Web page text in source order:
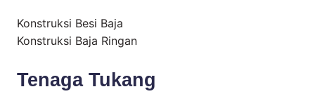
Konstruksi Besi Baja
Konstruksi Baja Ringan
Tenaga Tukang